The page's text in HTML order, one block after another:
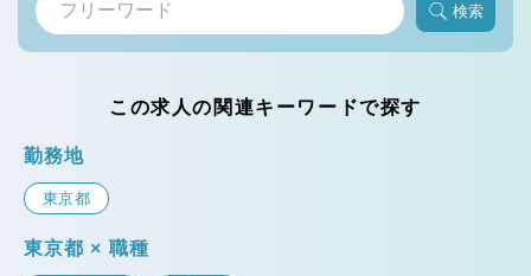
検索
この求人の関連キーワードで探す
勤務地
東京都
東京都 × 職種